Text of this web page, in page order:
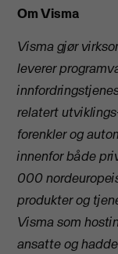
Om Visma
Visma gjør
leverer
relatert
forenkler og
innenfor både
000
produkter og
Visma som
ansatte og